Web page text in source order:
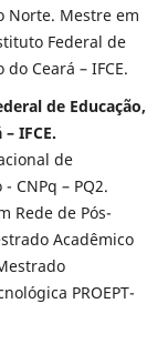
Norte. Mestre em
Federal de
Ceará – IFCE.
de Educação,
IFCE.
de
CNPq – PQ2.
Rede de Pós-
Acadêmico
PROEPT-